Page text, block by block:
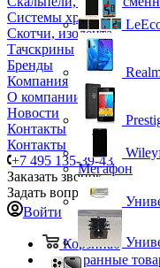
Системы хранения
Скотчи, изолента
Тачскрины
Бренды
Компания
О компании
Новости
Контакты
Контакты
+7 495 135-39-43
Заказать звонок
Задать вопрос
Войти
Корзина0
Избранные
Мегафон